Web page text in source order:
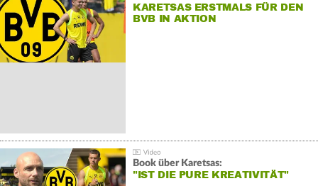
KARETSAS ERSTMALS FÜR DEN
BVB IN AKTION
Book über Karetsas:
"IST DIE PURE KREATIVITÄT"